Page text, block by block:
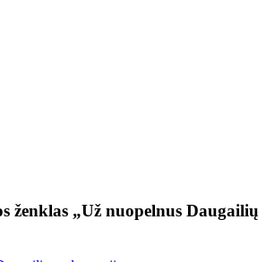
ženklas „Už nuopelnus Daugailių